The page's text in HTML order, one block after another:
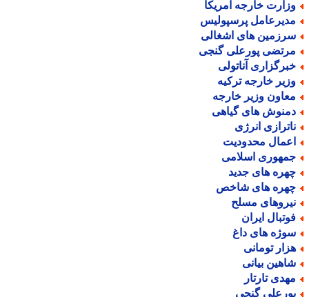
خارجه آمریکا
پرسپولیس
های اشغالی
پورعلی گنجی
آناتولی
خارجه ترکیه
وزیر خارجه
های گیاهی
انرژی
محدودیت
اسلامی
های جدید
های شاخص
مسلح
ایران
های داغ
تومانی
بیانی
تارتار
گنجی